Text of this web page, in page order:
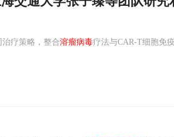
治疗策略，整合溶瘤病毒疗法与CAR-T细胞免